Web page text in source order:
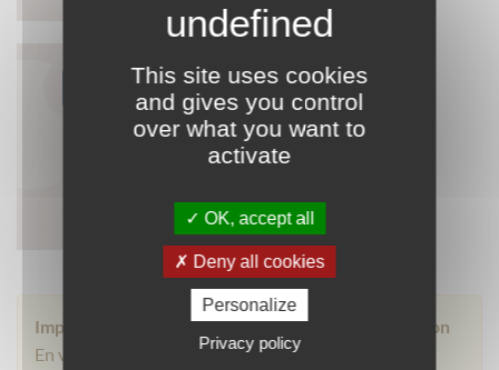
FYER
Type :pdf
308.80 ko
Télécharger
Important pour les événements ouverts à inscription
En vous inscrivant à cet événement, vous vous êtes
This site uses cookies
and gives you control
over what you want to
activate
OK, accept all
Deny all cookies
Personalize
Privacy policy